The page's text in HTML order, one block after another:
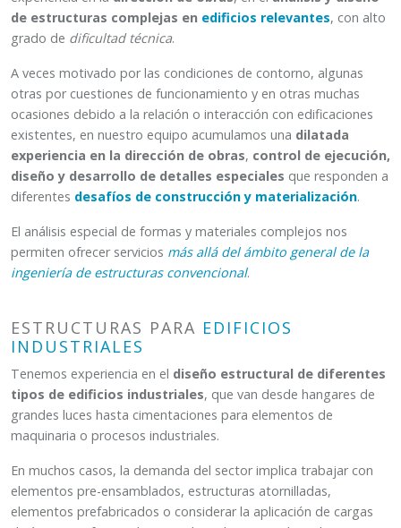
de estructuras complejas en edificios relevantes, con alto
grado de dificultad técnica.
A veces motivado por las condiciones de contorno, algunas
otras por cuestiones de funcionamiento y en otras muchas
ocasiones debido a la relación o interacción con edificaciones
existentes, en nuestro equipo acumulamos una dilatada
experiencia en la dirección de obras, control de ejecución,
diseño y desarrollo de detalles especiales que responden a
diferentes desafíos de construcción y materialización.
El análisis especial de formas y materiales complejos nos
permiten ofrecer servicios más allá del ámbito general de la
ingeniería de estructuras convencional.
ESTRUCTURAS PARA EDIFICIOS
INDUSTRIALES
Tenemos experiencia en el diseño estructural de diferentes
tipos de edificios industriales, que van desde hangares de
grandes luces hasta cimentaciones para elementos de
maquinaria o procesos industriales.
En muchos casos, la demanda del sector implica trabajar con
elementos pre-ensamblados, estructuras atornilladas,
elementos prefabricados o considerar la aplicación de cargas